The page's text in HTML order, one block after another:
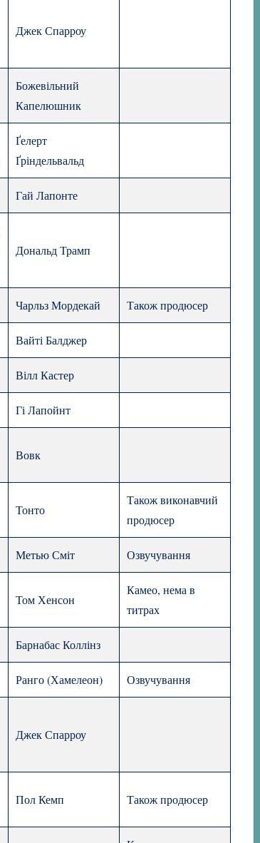
Джек Спарроу
Божевільний
Капелюшник
Ґелерт
Ґріндельвальд
Гай Лапонте
Дональд Трамп
Чарльз Мордекай Також продюсер
Вайті Балджер
Вілл Кастер
Гі Лапойнт
Вовк
Тонто
Також виконавчий
продюсер
Метью Сміт Озвучування
Том Хенсон
Камео, нема в
титрах
Барнабас Коллінз
Ранго (Хамелеон) Озвучування
Джек Спарроу
Пол Кемп Також продюсер